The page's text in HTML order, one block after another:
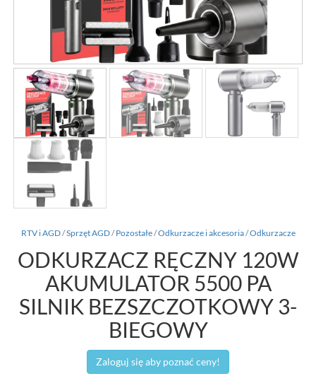
RTV i AGD/Sprzęt AGD/Pozostałe/Odkurzacze i akcesoria/Odkurzacze
ODKURZACZ RĘCZNY 120W
AKUMULATOR 5500 PA
SILNIK BEZSZCZOTKOWY 3-
BIEGOWY
Zaloguj się aby poznać ceny!